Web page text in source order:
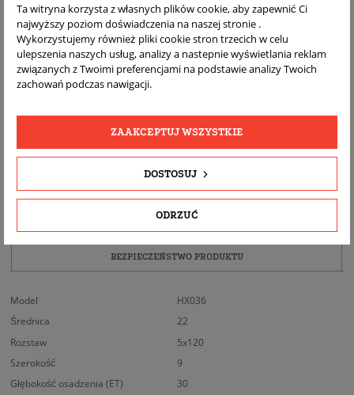
DARMOWA
BEZPŁATNY
PRODUKTU
OPIS
BEZPIECZEŃSTWO PRODUKTU
Model
HX036
Średnica
22
Rozstaw
5x120
Szerokość
9
Głębokość osadzenia (ET)
30
Ta witryna korzysta z własnych plików cookie, aby zapewnić Ci
najwyższy poziom doświadczenia na naszej stronie .
Wykorzystujemy również pliki cookie stron trzecich w celu
ulepszenia naszych usług, analizy a nastepnie wyświetlania reklam
związanych z Twoimi preferencjami na podstawie analizy Twoich
zachowań podczas nawigacji.
ODRZUĆ
DOSTOSUJ
ZAAKCEPTUJ WSZYSTKIE